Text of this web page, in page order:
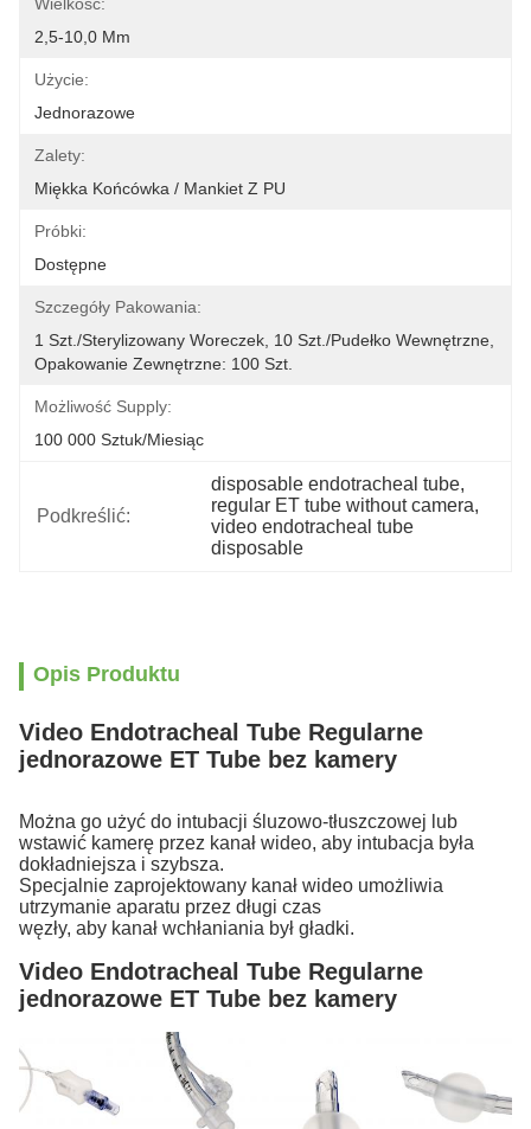
2,5-10,0 Mm
Użycie:
Jednorazowe
Zalety:
Miękka Końcówka / Mankiet Z PU
Próbki:
Dostępne
Szczegóły Pakowania:
1 Szt./sterylizowany Woreczek, 10 Szt./pudełko Wewnętrzne,
Opakowanie Zewnętrzne: 100 Szt.
Możliwość Supply:
100 000 Sztuk/miesiąc
Podkreślić:
disposable endotracheal tube,
regular ET tube without camera,
video endotracheal tube
disposable
Opis Produktu
Video Endotracheal Tube Regularne
jednorazowe ET Tube bez kamery
Można go użyć do intubacji śluzowo-tłuszczowej lub
wstawić kamerę przez kanał wideo, aby intubacja była
dokładniejsza i szybsza.
Specjalnie zaprojektowany kanał wideo umożliwia
utrzymanie aparatu przez długi czas
węzły, aby kanał wchłaniania był gładki.
Video Endotracheal Tube Regularne
jednorazowe ET Tube bez kamery